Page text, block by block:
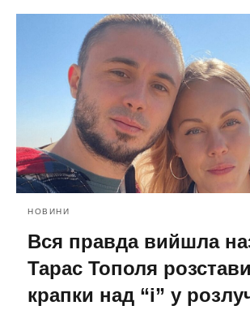
НОВИНИ
Вся правда вийшла
Тарас Тополя
крапки над “і” у